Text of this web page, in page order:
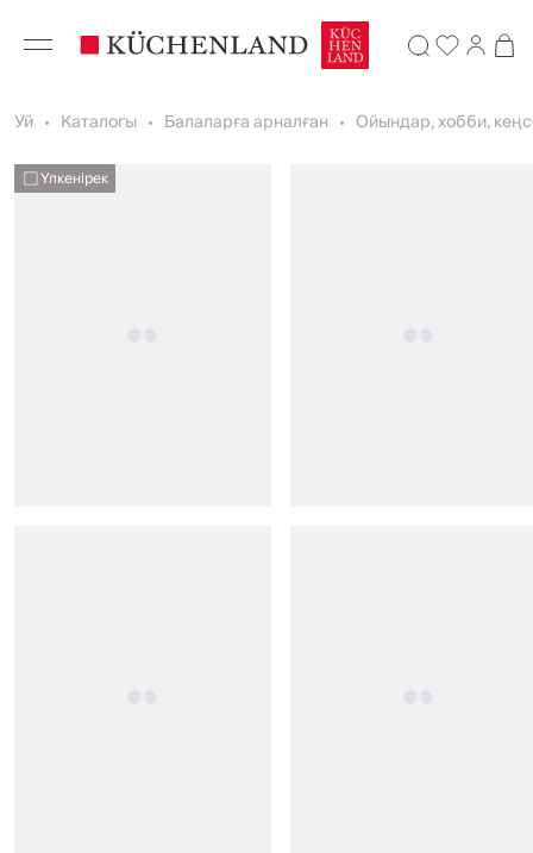
Уй Каталогы Балаларға арналған Ойындар, хобби,
Үлкенірек